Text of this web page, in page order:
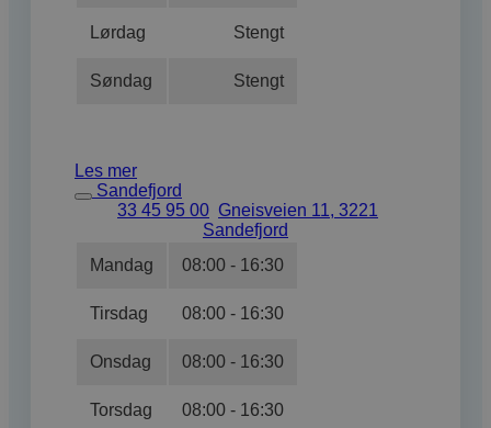
Lørdag Stengt
Søndag Stengt
Les mer
Sandefjord
33 45 95 00 Gneisveien 11, 3221
Sandefjord
Mandag
08:00 - 16:30
Tirsdag 08:00 - 16:30
Onsdag 08:00 - 16:30
Torsdag 08:00 - 16:30